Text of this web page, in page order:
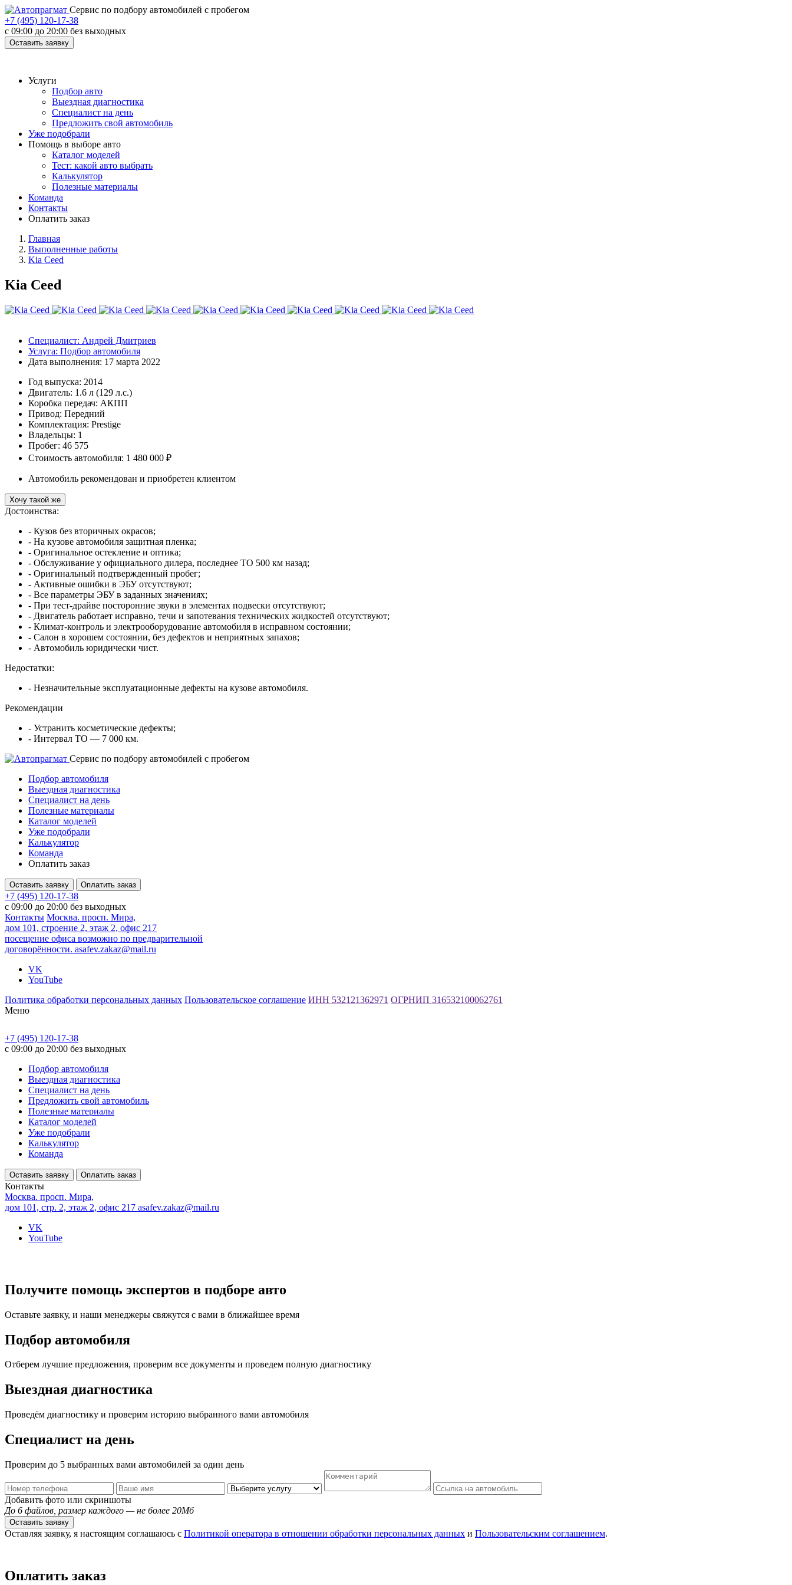
Cервис по подбору автомобилей с пробегом
+7 (495) 120-17-38
с 09:00 до 20:00 без выходных
Оставить заявку
Услуги
Подбор авто
Выездная диагностика
Специалист на день
Предложить свой автомобиль
Уже подобрали
Помощь в выборе авто
Каталог моделей
Тест: какой авто выбрать
Калькулятор
Полезные материалы
Команда
Контакты
Оплатить заказ
Главная
Выполненные работы
Kia Ceed
Kia Ceed
Специалист: Андрей Дмитриев
Услуга: Подбор автомобиля
Дата выполнения: 17 марта 2022
Год выпуска: 2014
Двигатель: 1.6 л (129 л.с.)
Коробка передач: АКПП
Привод: Передний
Комплектация: Prestige
Владельцы: 1
Пробег: 46 575
Стоимость автомобиля: 1 480 000 ₽
Автомобиль рекомендован и приобретен клиентом
Хочу такой же
Достоинства:
- Кузов без вторичных окрасов;
- На кузове автомобиля защитная пленка;
- Оригинальное остекление и оптика;
- Обслуживание у официального дилера, последнее ТО 500 км назад;
- Оригинальный подтвержденный пробег;
- Активные ошибки в ЭБУ отсутствуют;
- Все параметры ЭБУ в заданных значениях;
- При тест-драйве посторонние звуки в элементах подвески отсутствуют;
- Двигатель работает исправно, течи и запотевания технических жидкостей отсутствуют;
- Климат-контроль и электрооборудование автомобиля в исправном состоянии;
- Салон в хорошем состоянии, без дефектов и неприятных запахов;
- Автомобиль юридически чист.
Недостатки:
- Незначительные эксплуатационные дефекты на кузове автомобиля.
Рекомендации
- Устранить косметические дефекты;
- Интервал ТО — 7 000 км.
Cервис по подбору автомобилей с пробегом
Подбор автомобиля
Выездная диагностика
Специалист на день
Полезные материалы
Каталог моделей
Уже подобрали
Калькулятор
Команда
Оплатить заказ
Оставить заявку Оплатить заказ
+7 (495) 120-17-38
с 09:00 до 20:00 без выходных
Контакты Москва. просп. Мира,
дом 101, строение 2, этаж 2, офис 217
посещение офиса возможно по предварительной
договорённости. asafev.zakaz@mail.ru
VK
YouTube
Политика обработки персональных данных Пользовательское соглашение ИНН 532121362971 ОГРНИП 316532100062761
Меню
+7 (495) 120-17-38
с 09:00 до 20:00 без выходных
Подбор автомобиля
Выездная диагностика
Специалист на день
Предложить свой автомобиль
Полезные материалы
Каталог моделей
Уже подобрали
Калькулятор
Команда
Оставить заявку Оплатить заказ
Контакты
Москва. просп. Мира,
дом 101, стр. 2, этаж 2, офис 217 asafev.zakaz@mail.ru
VK
YouTube
Получите помощь экспертов в подборе авто
Оставьте заявку, и наши менеджеры свяжутся с вами в ближайшее время
Подбор автомобиля
Отберем лучшие предложения, проверим все документы и проведем полную диагностику
Выездная диагностика
Проведём диагностику и проверим историю выбранного вами автомобиля
Специалист на день
Проверим до 5 выбранных вами автомобилей за один день
Добавить фото или скриншоты
До 6 файлов, размер каждого — не более 20Мб
Оставить заявку
Оставляя заявку, я настоящим соглашаюсь с Политикой оператора в отношении обработки персональных данных и Пользовательским соглашением.
Оплатить заказ